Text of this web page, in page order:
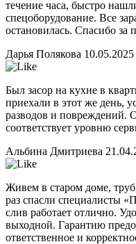
течение часа, быстро
спецоборудование. Все
остановилась. Спасибо за
Дарья Полякова 10.05.2025
Был засор на кухне в
приехали в этот же день,
разводов и повреждений.
соответствует уровню
Альбина Дмитриева
Живем в старом доме,
раз спасли специалисты
слив работает отлично.
выходной. Гарантию
ответственное и